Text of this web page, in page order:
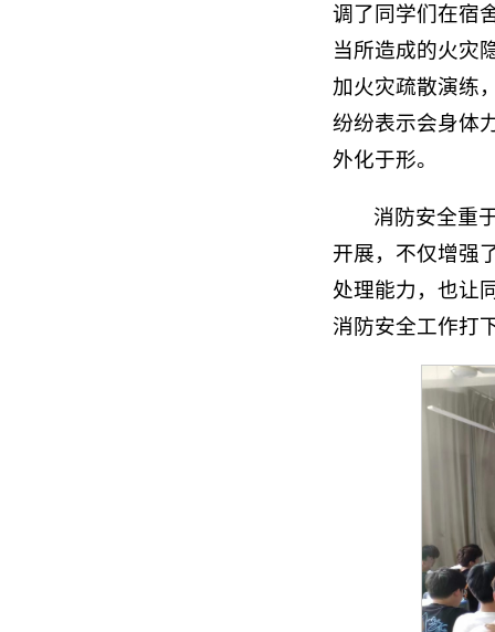
调了同学们在宿
当所造成的火灾
加火灾疏散演练
纷纷表示会身体
外化于形。
消防安全重
开展，不仅增强
处理能力，也让
消防安全工作打